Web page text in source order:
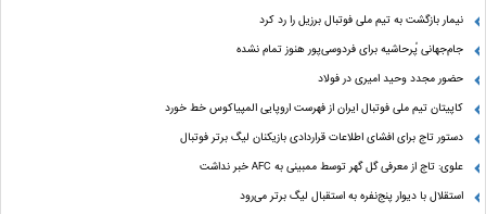
نیمار بازگشت به تیم ملی فوتبال برزیل را رد کرد
جام‌جهانی پُرحاشیه برای فردوسی‌پور هنوز تمام نشده
حضور مجدد وحید امیری در فولاد
کاپیتان تیم ملی فوتبال ایران از فهرست اروپایی المپیاکوس خط خورد
دستور تاج برای افشای اطلاعات قراردادی بازیکنان لیگ برتر فوتبال
علوی: تاج از معرفی گل گهر توسط ممبینی به AFC خبر نداشت
استقلال با دیوار پنج‌نفره به استقبال لیگ برتر می‌رود